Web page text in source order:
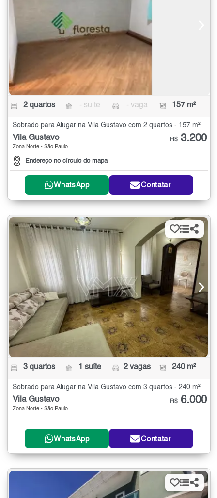
2 quartos - suíte - vaga 157 m²
Sobrado para Alugar na Vila Gustavo com 2 quartos - 157 m²
Vila Gustavo
Zona Norte - São Paulo
Endereço no círculo do mapa
R$ 3.200
WhatsApp Contatar
3 quartos 1 suíte 2 vagas 240 m²
Sobrado para Alugar na Vila Gustavo com 3 quartos - 240 m²
Vila Gustavo
Zona Norte - São Paulo
R$ 6.000
WhatsApp Contatar